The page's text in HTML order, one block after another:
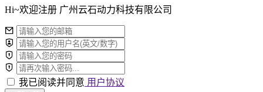
Hi~欢迎注册 广州云石动力科技有限公司
我已阅读并同意 用户协议